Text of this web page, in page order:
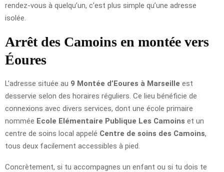
rendez-vous à quelqu’un, c’est plus simple qu’une adresse
isolée.
Arrêt des Camoins en montée vers
Éoures
L’adresse située au 9 Montée d’Eoures à Marseille est
desservie selon des horaires réguliers. Ce lieu bénéficie de
connexions avec divers services, dont une école primaire
nommée Ecole Elémentaire Publique Les Camoins et un
centre de soins local appelé Centre de soins des Camoins,
tous deux facilement accessibles à pied.
Concrètement, si tu accompagnes un enfant ou si tu dois te